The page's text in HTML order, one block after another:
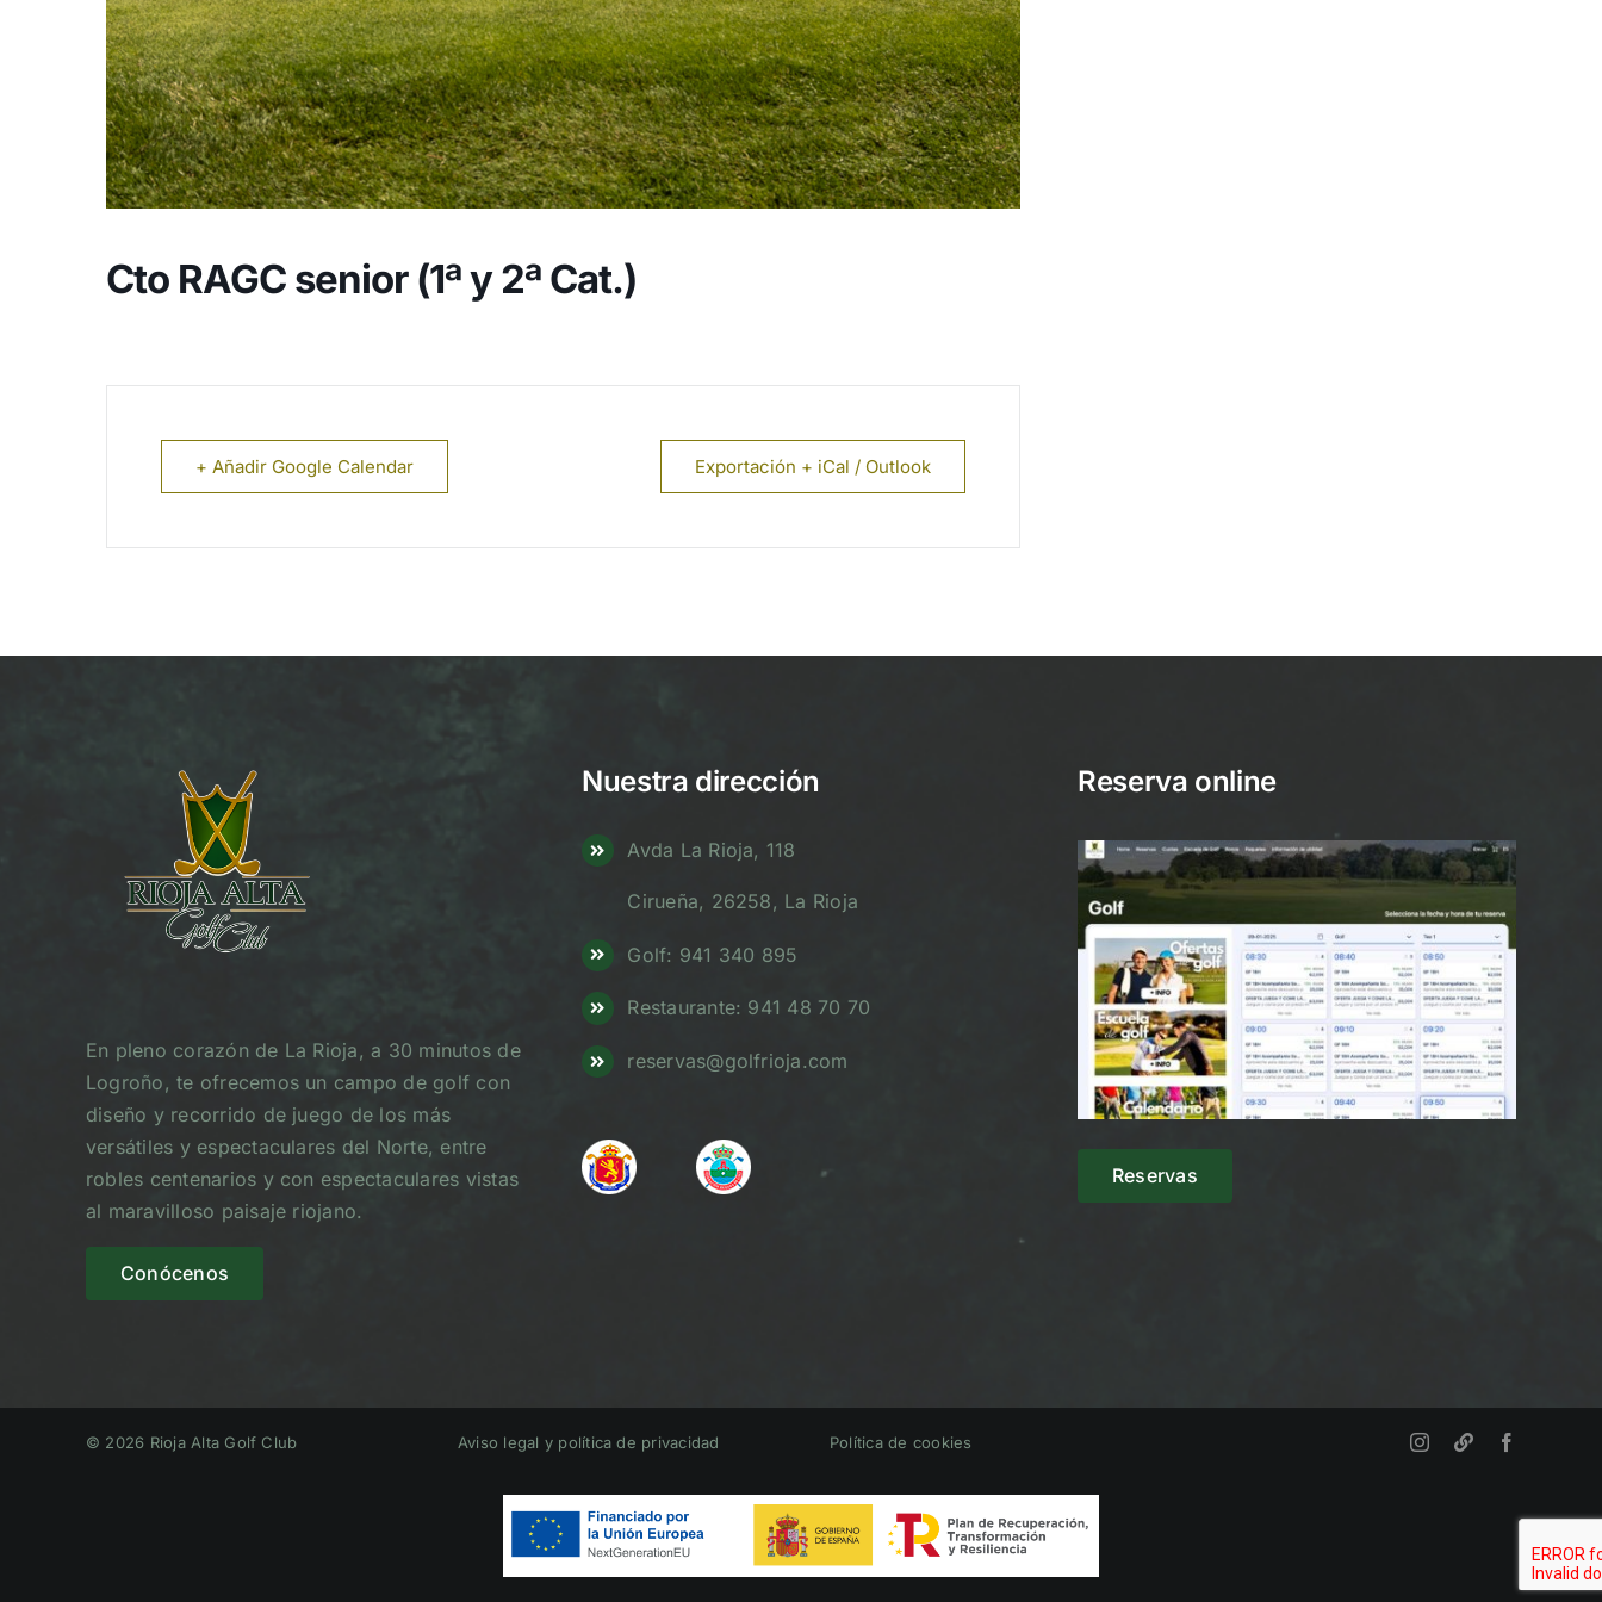
Cto RAGC senior (1ª y 2ª Cat.)
+ Añadir Google Calendar Exportación + iCal / Outlook
En pleno corazón de La Rioja, a 30 minutos de
Logroño, te ofrecemos un campo de golf con
diseño y recorrido de juego de los más
versátiles y espectaculares del Norte, entre
robles centenarios y con espectaculares vistas
al maravilloso paisaje riojano.
Conócenos
Nuestra dirección
Avda La Rioja, 118
Cirueña, 26258, La Rioja
Golf: 941 340 895
Restaurante: 941 48 70 70
reservas@golfrioja.com
Reserva online
Reservas
© 2026 Rioja Alta Golf Club Aviso legal y política de privacidad Política de cookies